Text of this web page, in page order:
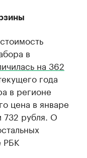
в
на 362
года
в регионе
цена в январе
732 рубля. О
РБК